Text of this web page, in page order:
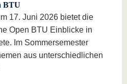
BTU
17. Juni 2026 bietet die
Open BTU Einblicke in
Im Sommersemester
aus unterschiedlichen